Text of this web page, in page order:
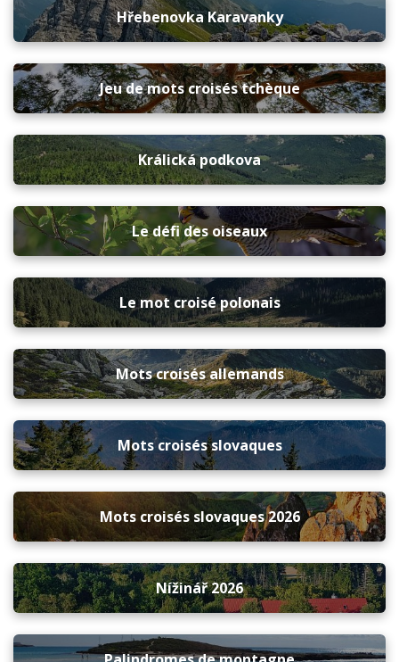
Hřebenovka Karavanky
Jeu de mots croisés tchèque
Králická podkova
Le défi des oiseaux
Le mot croisé polonais
Mots croisés allemands
Mots croisés slovaques
Mots croisés slovaques 2026
Nížinář 2026